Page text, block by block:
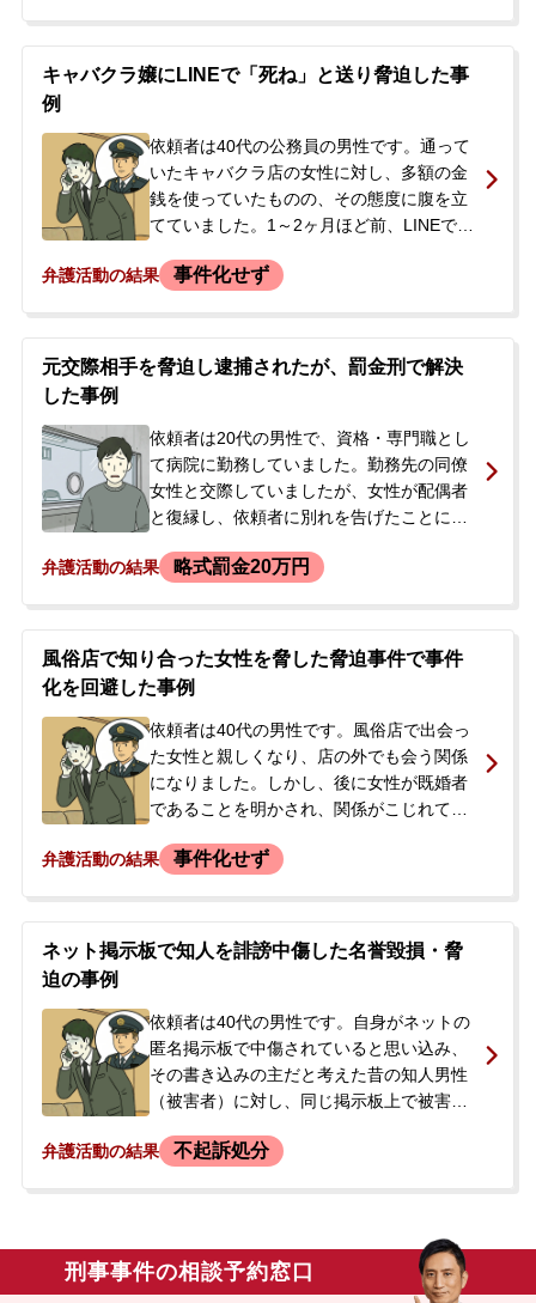
依頼者の安否が不明だったため、内縁の妻
が当事務所に相談し、初回接見を依頼され
た。
キャバクラ嬢にLINEで「死ね」と送り脅迫した事
例
依頼者は40代の公務員の男性です。通って
いたキャバクラ店の女性に対し、多額の金
銭を使っていたものの、その態度に腹を立
てていました。1～2ヶ月ほど前、LINEで
のメッセージを複数回送ってしまいまし
り、依頼者の職場にも電話がかかってくる
事態となりました。刑事事件化や職を失う
べきか分からず、当事務所に相談に来られ
ました。
弁護活動の結果 事件化せず
元交際相手を脅迫し逮捕されたが、罰金刑で解決
した事例
依頼者は20代の男性で、資格・専門職とし
て病院に勤務していました。勤務先の同僚
女性と交際していましたが、女性が配偶者
と復縁し、依頼者に別れを告げたことに腹
払え」などと言って脅しました。その後、
後に勾留されました。<br /> 逮捕後、当初
は国選弁護人が付いていましたが、依頼者
のご両親は国選弁護人の活動に不安を感
じ、私選弁護人への切り替えを検討してい
ました。当事務所にセカンドオピニオンを
求めてご両親から電話で相談があり、まず
初回接見を行いました。複数回の接見を経
延長の満期日直前に正式に受任するに至り
弁護活動の結果 略式罰金20万円
風俗店で知り合った女性を脅した脅迫事件で事件
化を回避した事例
依頼者は40代の男性です。風俗店で出会っ
た女性と親しくなり、店の外でも会う関係
になりました。しかし、後に女性が既婚者
であることを明かされ、関係がこじれてし
なり、「夫に風俗店で働いていることをば
に全てを打ち明けた結果、夫から依頼者に
連絡がありました。夫は直接の話し合いの
だったと主張し、示談を求めてきました。
依頼者は、脅迫したことは認めつつも、性
行為は合意の上だったと考えており、相手
方の主張や今後の対応に大きな不安を感
事務所へ相談に来られました。
弁護活動の結果 事件化せず
ネット掲示板で知人を誹謗中傷した名誉毀損・脅
迫の事例
依頼者は40代の男性です。自身がネットの
匿名掲示板で中傷されていると思い込み、
その書き込みの主だと考えた昔の知人男性
（被害者）に対し、同じ掲示板上で被害者
ている」「殺しに行く」といった誹謗中傷
日警察署へ出頭するよう要請されました。
警察から罪名もはっきりと告げられないま
弁護活動の結果 不起訴処分
刑事事件の相談予約窓口